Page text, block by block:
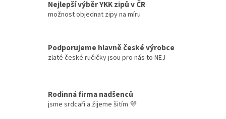
Nejlepší výběr YKK zipů v ČR
možnost objednat zipy na míru
Podporujeme hlavně české výrobce
zlaté české ručičky jsou pro nás to NEJ
Rodinná firma nadšenců
jsme srdcaři a žijeme šitím 💜